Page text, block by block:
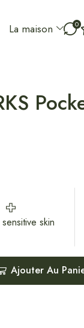
La maison 0
skin
Ajouter Au